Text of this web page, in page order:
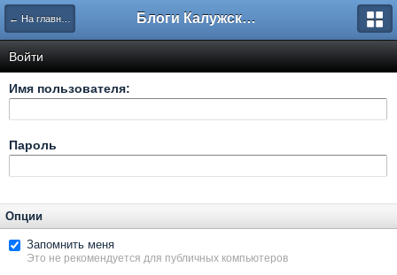
← На главную Блоги Калужского перекрестка
Войти
Имя пользователя:
Пароль
Опции
Запомнить меня
Это не рекомендуется для публичных компьютеров